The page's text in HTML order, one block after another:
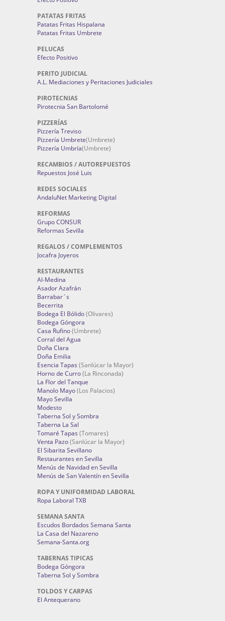
PATATAS FRITAS
Patatas Fritas Hispalana
Patatas Fritas Umbrete
PELUCAS
Efecto Positivo
PERITO JUDICIAL
A.L. Mediaciones y Peritaciones Judiciales
PIROTECNIAS
Pirotecnia San Bartolomé
PIZZERÍAS
Pizzería Treviso
Pizzería Umbrete(Umbrete)
Pizzería Umbría(Umbrete)
RECAMBIOS / AUTOREPUESTOS
Repuestos José Luis
REDES SOCIALES
AndaluNet Marketing Digital
REFORMAS
Grupo CONSUR
Reformas Sevilla
REGALOS / COMPLEMENTOS
Jocafra Joyeros
RESTAURANTES
Al-Medina
Asador Azafrán
Barrabar´s
Becerrita
Bodega El Bólido(Olivares)
Bodega Góngora
Casa Rufino(Umbrete)
Corral del Agua
Doña Clara
Doña Emilia
Esencia Tapas (Sanlúcar la Mayor)
Horno de Curro(La Rinconada)
La Flor del Tanque
Manolo Mayo(Los Palacios)
Mayo Sevilla
Modesto
Taberna Sol y Sombra
Taberna La Sal
Tomaré Tapas (Tomares)
Venta Pazo(Sanlúcar la Mayor)
El Sibarita Sevillano
Restaurantes en Sevilla
Menús de Navidad en Sevilla
Menús de San Valentín en Sevilla
ROPA Y UNIFORMIDAD LABORAL
Ropa Laboral TXB
SEMANA SANTA
Escudos Bordados Semana Santa
La Casa del Nazareno
Semana-Santa.org
TABERNAS TIPICAS
Bodega Góngora
Taberna Sol y Sombra
TOLDOS Y CARPAS
El Antequerano